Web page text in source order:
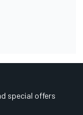
special offers